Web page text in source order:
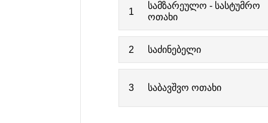
1
სამზარეულო - სასტუმრო
ოთახი
2 საძინებელი
3 საბავშვო ოთახი